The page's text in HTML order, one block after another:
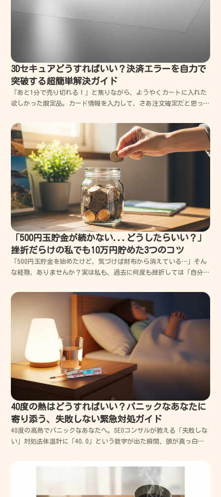
3Dセキュアどうすればいい？決済エラーを自力で
突破する超簡単解決ガイド
「あと1分で売り切れる！」と焦りながら、ようやくカートに入れた
欲しかった限定品。カード情報を入力して、さあ注文確定だと思った
と言われても、そもそもそんなの決めた記憶がないし、思い当たるも
のを入れても「エラー」の文字が出るばかり。結局、格闘...
「500円玉貯金が続かない...どうしたらいい？」
挫折だらけの私でも10万円貯めた3つのコツ
「500円玉貯金を始めたけど、気づけば財布から消えている…」そん
な経験、ありませんか？実は私も、過去に何度も挫折しては「自分に
を変えただけで、ついに10万円を貯めきることができました。今回
は、挫折だらけだった私だからこそ伝えられる、一番や...
40度の熱はどうすればいい？パニックなあなたに
寄り添う、失敗しない緊急対処ガイド
40度の高熱でパニックなあなたへ。SEOコンサルが教える「失敗しな
い」対処法体温計に「40.0」という数字が出た瞬間、頭が真っ白に
の私は知識もなく、暗い部屋でただ震えているだけ...